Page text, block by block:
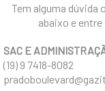
COMO CHEGAR
Tem alguma dúvida
abaixo e
SAC E
(19) 9 7418-8082